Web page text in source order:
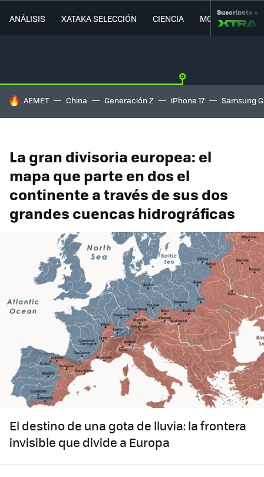
ANÁLISIS XATAKA SELECCIÓN CIENCIA MOVILIDAD
Suscríbete a
HOY SE HABLA DE
AEMET China Generación Z iPhone 17 Samsung
La gran divisoria europea: el
mapa que parte en dos el
continente a través de sus dos
grandes cuencas hidrográficas
El destino de una gota de lluvia: la frontera
invisible que divide a Europa